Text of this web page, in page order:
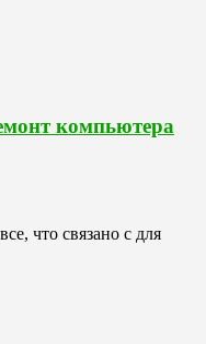
компьютера
что связано с для